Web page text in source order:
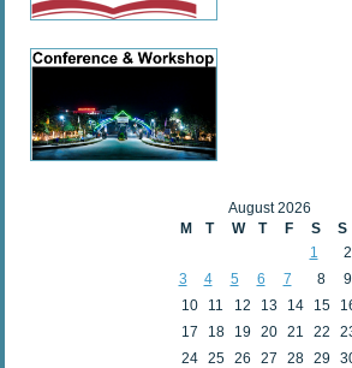
August 2026
M
T W T F S
S
1
2
3
4 5 6 7 8
9
10
11 12 13 14 15
17
18 19 20 21 22
24 25 26 27 28 29